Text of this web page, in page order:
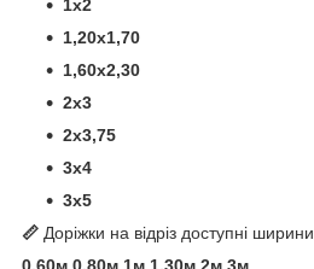
1х2
1,20х1,70
1,60х2,30
2х3
2х3,75
3х4
3х5
📏 Доріжки на відріз доступні ширини
0,60м 0,80м 1м 1,30м 2м 3м